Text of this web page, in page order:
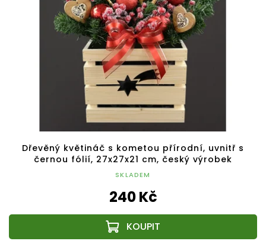
Dřevěný květináč s kometou přírodní, uvnitř s
černou fólií, 27x27x21 cm, český výrobek
SKLADEM
240 Kč